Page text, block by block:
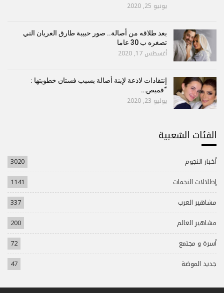
يونيو 25, 2020
بعد طلاقه من أصالة.. صور حبيبة طارق العريان التي
تصغره ب 30 عاما
أغسطس 17, 2020
إنتقادات لاذعة لإبنة أصالة بسبب فستان خطوبتها :
“قميص…
يوليو 23, 2020
الفئات الشعبية
أخبار النجوم
3020
إطلالات النجمات
1141
مشاهير العرب
337
مشاهير العالم
200
أسرة و مجتمع
72
جديد الموضة
47